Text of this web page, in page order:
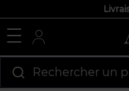
Rechercher un